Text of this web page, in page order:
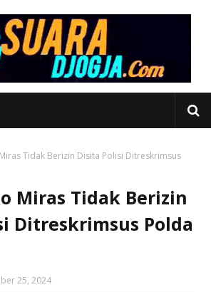
Tidak Berizin Disita Polisi Ditreskrimsus
Miras Tidak Berizin
Ditreskrimsus Polda
25, 2024